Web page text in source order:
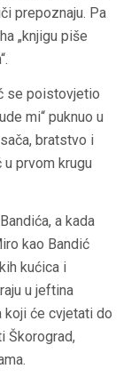
prepoznaju. Pa
„knjigu piše
se poistovjetio
mi“ puknuo u
bratstvo i
prvom krugu
a kada
kao Bandić
kućica i
u jeftina
će cvjetati do
Škorograd,